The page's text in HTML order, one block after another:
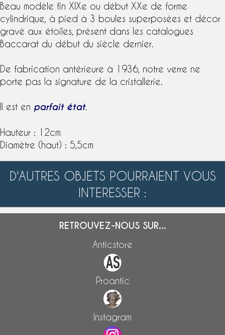
Beau modèle fin XIXe ou début XXe de forme
cylindrique, à pied à 3 boules superposées et décor
gravé aux étoiles, présent dans les catalogues
Baccarat du début du siècle dernier.
De fabrication antérieure à 1936, notre verre ne
porte pas la signature de la cristallerie
Il est en parfait état.
Hauteur : 12cm
Diamètre (haut) : 5,5cm
D'AUTRES OBJETS POURRAIENT VOUS
INTERESSER :
RETROUVEZ-NOUS SUR...
Anticstore
Proantic
Instagram